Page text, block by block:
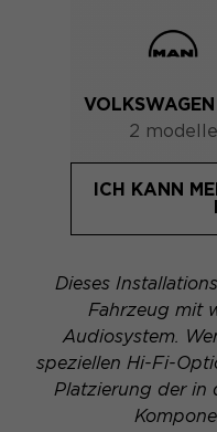
2 modelle
ICH KANN
Dieses
Fahrzeug mit
Audiosystem.
speziellen Hi-Fi-
Platzierung der in